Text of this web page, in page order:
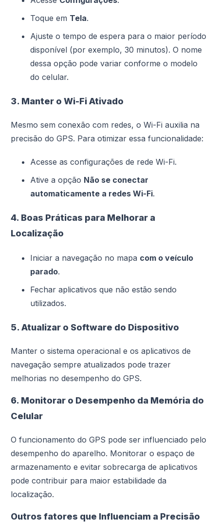
Toque em Tela.
Ajuste o tempo de espera para o maior período
disponível (por exemplo, 30 minutos). O nome
dessa opção pode variar conforme o modelo
do celular.
3. Manter o Wi-Fi Ativado
Mesmo sem conexão com redes, o Wi-Fi auxilia na
precisão do GPS. Para otimizar essa funcionalidade:
Acesse as configurações de rede Wi-Fi.
Ative a opção Não se conectar
automaticamente a redes Wi-Fi.
4. Boas Práticas para Melhorar a
Localização
Iniciar a navegação no mapa com o veículo
parado.
Fechar aplicativos que não estão sendo
utilizados.
5. Atualizar o Software do Dispositivo
Manter o sistema operacional e os aplicativos de
navegação sempre atualizados pode trazer
melhorias no desempenho do GPS.
6. Monitorar o Desempenho da Memória do
Celular
O funcionamento do GPS pode ser influenciado pelo
desempenho do aparelho. Monitorar o espaço de
armazenamento e evitar sobrecarga de aplicativos
pode contribuir para maior estabilidade da
localização.
Outros fatores que Influenciam a Precisão